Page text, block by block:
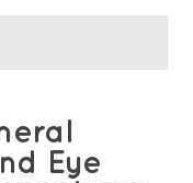
Eye